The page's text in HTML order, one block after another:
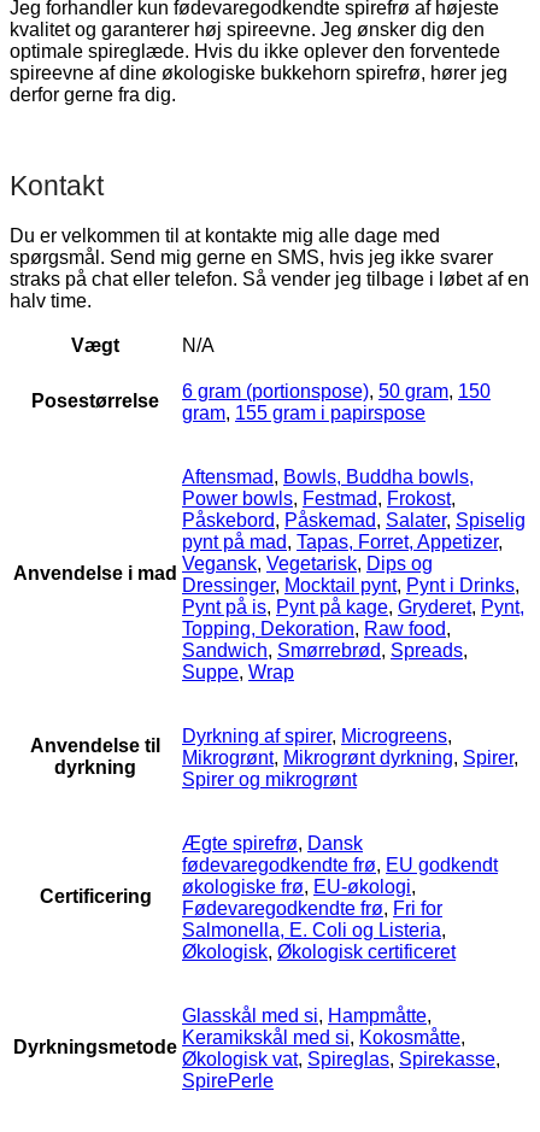
Jeg forhandler kun fødevaregodkendte spirefrø af højeste
kvalitet og garanterer høj spireevne. Jeg ønsker dig den
optimale spireglæde. Hvis du ikke oplever den forventede
spireevne af dine økologiske bukkehorn spirefrø, hører jeg
derfor gerne fra dig.
Kontakt
Du er velkommen til at kontakte mig alle dage med
spørgsmål. Send mig gerne en SMS, hvis jeg ikke svarer
straks på chat eller telefon. Så vender jeg tilbage i løbet af en
halv time.
Vægt N/A
Posestørrelse 6 gram (portionspose), 50 gram, 150
gram, 155 gram i papirspose
Anvendelse i mad
Aftensmad, Bowls, Buddha bowls,
Power bowls, Festmad, Frokost,
Påskebord, Påskemad, Salater, Spiselig
pynt på mad, Tapas, Forret, Appetizer,
Vegansk, Vegetarisk, Dips og
Dressinger, Mocktail pynt, Pynt i Drinks,
Pynt på is, Pynt på kage, Gryderet, Pynt,
Topping, Dekoration, Raw food,
Sandwich, Smørrebrød, Spreads,
Suppe, Wrap
Anvendelse til
dyrkning
Dyrkning af spirer, Microgreens,
Mikrogrønt, Mikrogrønt dyrkning, Spirer,
Spirer og mikrogrønt
Certificering
Ægte spirefrø, Dansk
fødevaregodkendte frø, EU godkendt
økologiske frø, EU-økologi,
Fødevaregodkendte frø, Fri for
Salmonella, E. Coli og Listeria,
Økologisk, Økologisk certificeret
Dyrkningsmetode
Glasskål med si, Hampmåtte,
Keramikskål med si, Kokosmåtte,
Økologisk vat, Spireglas, Spirekasse,
SpirePerle